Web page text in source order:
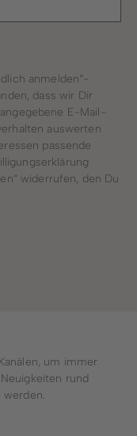
anmelden“-
dass wir Dir
E-Mail-
auswerten
passende
widerrufen, den Du
um immer
rund